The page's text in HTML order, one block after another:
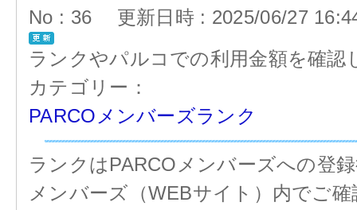
No : 36
更新日時 : 2025/06/27
ランクやパルコでの利用金額を確認
カテゴリー：
PARCOメンバーズランク
ランクはPARCOメンバーズへの登
メンバーズ（WEBサイト）内でご